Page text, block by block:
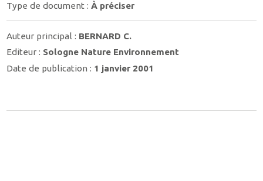
Type de document :À préciser
Auteur principal : BERNARD C.
Editeur : Sologne Nature Environnement
Date de publication : 1 janvier 2001